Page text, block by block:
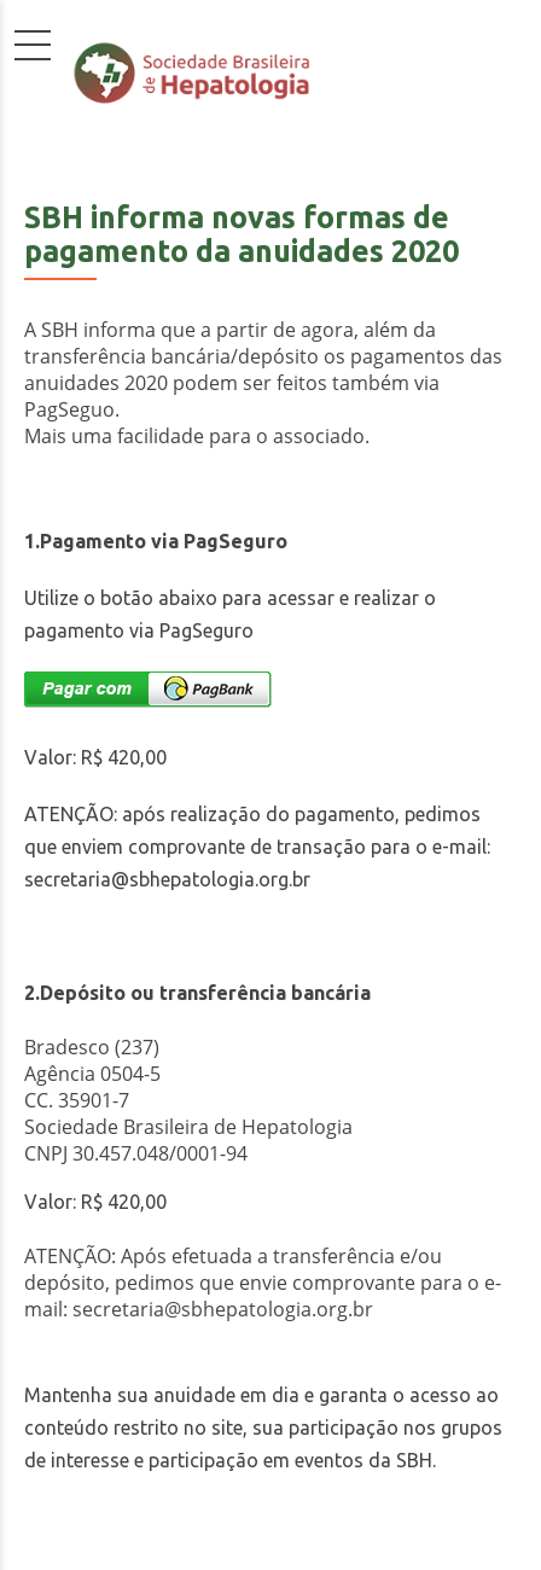
SBH informa novas formas de
pagamento da anuidades 2020
A SBH informa que a partir de agora, além da
transferência bancária/depósito os pagamentos das
anuidades 2020 podem ser feitos também via
PagSeguo.
Mais uma facilidade para o associado.
1.Pagamento via PagSeguro
Utilize o botão abaixo para acessar e realizar o
pagamento via PagSeguro
Valor: R$ 420,00
ATENÇÃO: após realização do pagamento, pedimos
que enviem comprovante de transação para o e-mail:
secretaria@sbhepatologia.org.br
2.Depósito ou transferência bancária
Bradesco (237)
Agência 0504-5
CC. 35901-7
Sociedade Brasileira de Hepatologia
CNPJ 30.457.048/0001-94
Valor: R$ 420,00
ATENÇÃO: Após efetuada a transferência e/ou
depósito, pedimos que envie comprovante para o e-
mail: secretaria@sbhepatologia.org.br
Mantenha sua anuidade em dia e garanta o acesso ao
conteúdo restrito no site, sua participação nos grupos
de interesse e participação em eventos da SBH.